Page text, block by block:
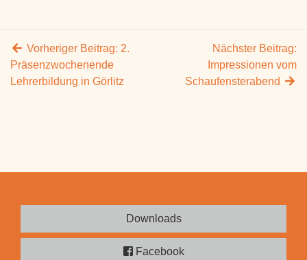
Vorheriger Beitrag: 2.
Präsenzwochenende
Lehrerbildung in Görlitz
Nächster Beitrag:
Impressionen vom
Schaufensterabend
Downloads
Facebook